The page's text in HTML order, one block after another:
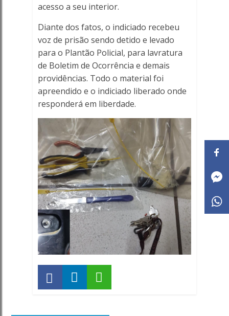
acesso a seu interior.
Diante dos fatos, o indiciado recebeu
voz de prisão sendo detido e levado
para o Plantão Policial, para lavratura
de Boletim de Ocorrência e demais
providências. Todo o material foi
apreendido e o indiciado liberado onde
responderá em liberdade.